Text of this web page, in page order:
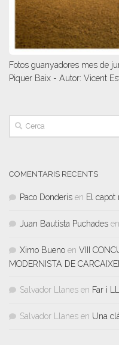
Fotos guanyadores mes de
Piquer Baix - Autor: Vicent
COMENTARIS RECENTS
Paco Donderis en El capot
Juan Bautista Puchades en
Ximo Bueno en VIII
MODERNISTA DE
Salvador Llanes en Far i
Salvador Llanes en Una